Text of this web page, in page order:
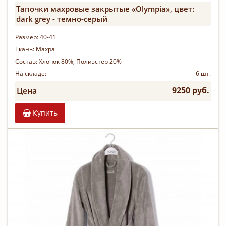
Тапочки махровые закрытые «Olympia», цвет:
dark grey - темно-серый
Размер:40-41
Ткань: Махра
Состав:Хлопок 80%, Полиэстер 20%
На складе:
6 шт.
Цена 9250 руб.
Купить